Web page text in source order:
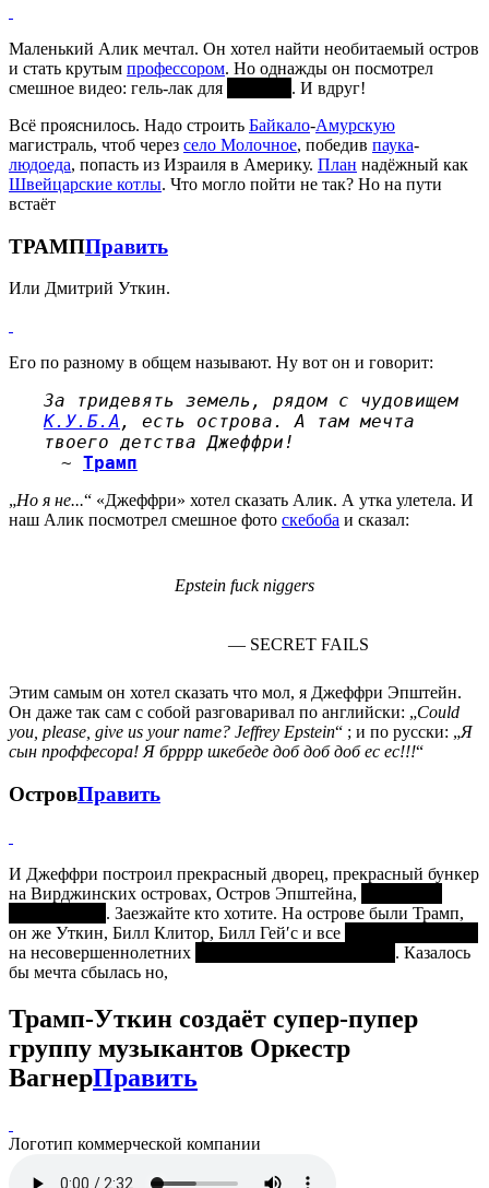
Маленький Алик мечтал. Он хотел найти необитаемый остров
и стать крутым профессором. Но однажды он посмотрел
смешное видео: гель-лак для
. И вдруг!
Всё прояснилось. Надо строить Байкало-Амурскую
магистраль, чтоб через село Молочное, победив паука-
людоеда, попасть из Израиля в Америку. План надёжный как
Швейцарские котлы. Что могло пойти не так? Но на пути
встаёт
ТРАМППравить
Или Дмитрий Уткин.
Его по разному в общем называют. Ну вот он и говорит:
За тридевять земель, рядом с чудовищем
К.У.Б.А , есть острова. А там мечта
твоего детства Джеффри!
~ Трамп
„Но я не...“ «Джеффри» хотел сказать Алик. А утка улетела. И
наш Алик посмотрел смешное фото скебоба и сказал:
Epstein fuck niggers
— SECRET FAILS
Этим самым он хотел сказать что мол, я Джеффри Эпштейн.
Он даже так сам с собой разговаривал по английски: „Could
you, please, give us your name? Jeffrey Epstein“ ; и по русски: „Я
сын проффесора! Я брррр шкебеде доб доб доб ес ес!!!“
ОстровПравить
И Джеффри построил прекрасный дворец, прекрасный бункер
на Вирджинских островах, Остров Эпштейна,
. Заезжайте кто хотите. На острове были Трамп,
он же Уткин, Билл Клитор, Билл Гей′с и все
на несовершеннолетних
. Казалось
бы мечта сбылась но,
Трамп-Уткин создаёт супер-пупер
группу музыкантов Оркестр
ВагнерПравить
Логотип коммерческой компании